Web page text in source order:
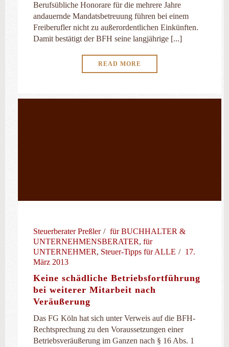
Berufsübliche Honorare für die mehrere Jahre
andauernde Mandatsbetreuung führen bei einem
Freiberufler nicht zu außerordentlichen Einkünften.
Damit bestätigt der BFH seine langjährige [...]
READ MORE
Steuerberater Preßler
für BUCHHALTER &
UNTERNEHMENSBERATER, für
UNTERNEHMER, Steuer-Tipps für ALLE
17.
März 2013
Keine schädliche Betriebsfortführung
bei weiterer Mitarbeit nach
Veräußerung
Das FG Köln hat sich unter Verweis auf die BFH-
Rechtsprechung zu den Voraussetzungen einer
Betriebsveräußerung im Ganzen nach § 16 Abs. 1